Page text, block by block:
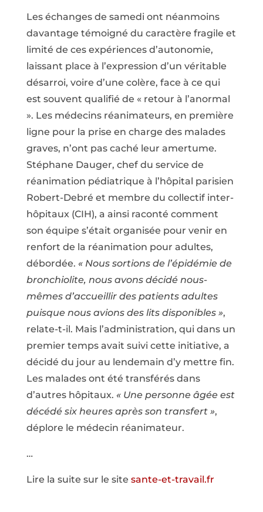
Les échanges de samedi ont néanmoins
davantage témoigné du caractère fragile et
limité de ces expériences d’autonomie,
laissant place à l’expression d’un véritable
désarroi, voire d’une colère, face à ce qui
est souvent qualifié de « retour à l’anormal
». Les médecins réanimateurs, en première
ligne pour la prise en charge des malades
graves, n’ont pas caché leur amertume.
Stéphane Dauger, chef du service de
réanimation pédiatrique à l’hôpital parisien
Robert-Debré et membre du collectif inter-
hôpitaux (CIH), a ainsi raconté comment
son équipe s’était organisée pour venir en
renfort de la réanimation pour adultes,
débordée. « Nous sortions de l’épidémie de
bronchiolite, nous avons décidé nous-
mêmes d’accueillir des patients adultes
puisque nous avions des lits disponibles »,
relate-t-il. Mais l’administration, qui dans un
premier temps avait suivi cette initiative, a
décidé du jour au lendemain d’y mettre fin.
Les malades ont été transférés dans
d’autres hôpitaux. « Une personne âgée est
décédé six heures après son transfert »,
déplore le médecin réanimateur.
…
Lire la suite sur le site sante-et-travail.fr